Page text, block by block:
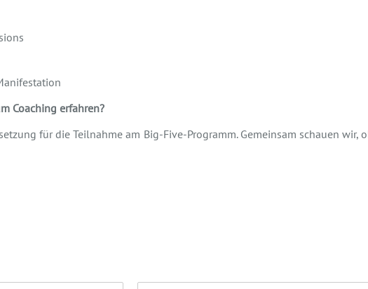
Coaching erfahren?
für die Teilnahme am Big-Five-Programm. Gemeinsam schauen wir,